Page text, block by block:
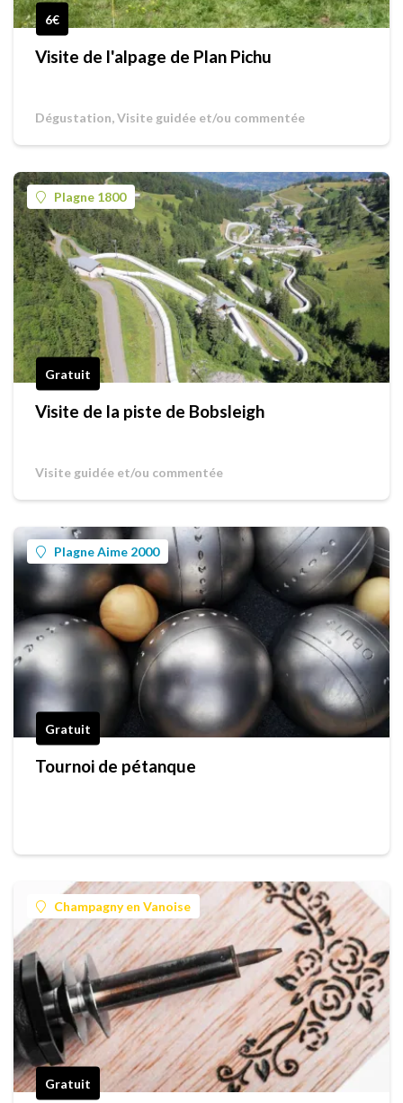
6€
Visite de l'alpage de Plan Pichu
Dégustation, Visite guidée et/ou commentée
Plagne 1800
Gratuit
Visite de la piste de Bobsleigh
Visite guidée et/ou commentée
Plagne Aime 2000
Gratuit
Tournoi de pétanque
Champagny en Vanoise
Gratuit